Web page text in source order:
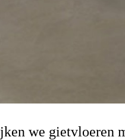
we gietvloeren